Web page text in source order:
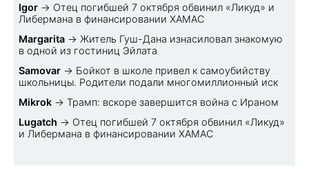
Igor → Отец погибшей 7 октября обвинил «Ликуд» и
Либермана в финансировании ХАМАС
Margarita → Житель Гуш-Дана изнасиловал знакомую
в одной из гостиниц Эйлата
Samovar → Бойкот в школе привел к самоубийству
школьницы. Родители подали многомиллионный иск
Mikrok → Трамп: вскоре завершится война с Ираном
Lugatch → Отец погибшей 7 октября обвинил «Ликуд»
и Либермана в финансировании ХАМАС